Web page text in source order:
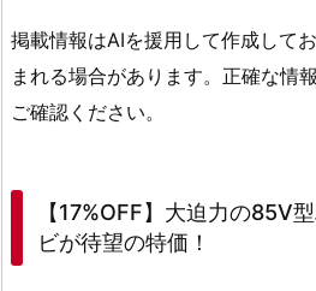
掲載情報はAIを援用して作成して
まれる場合があります。正確な情
ご確認ください。
【17%OFF】大迫力の85V
ビが待望の特価！